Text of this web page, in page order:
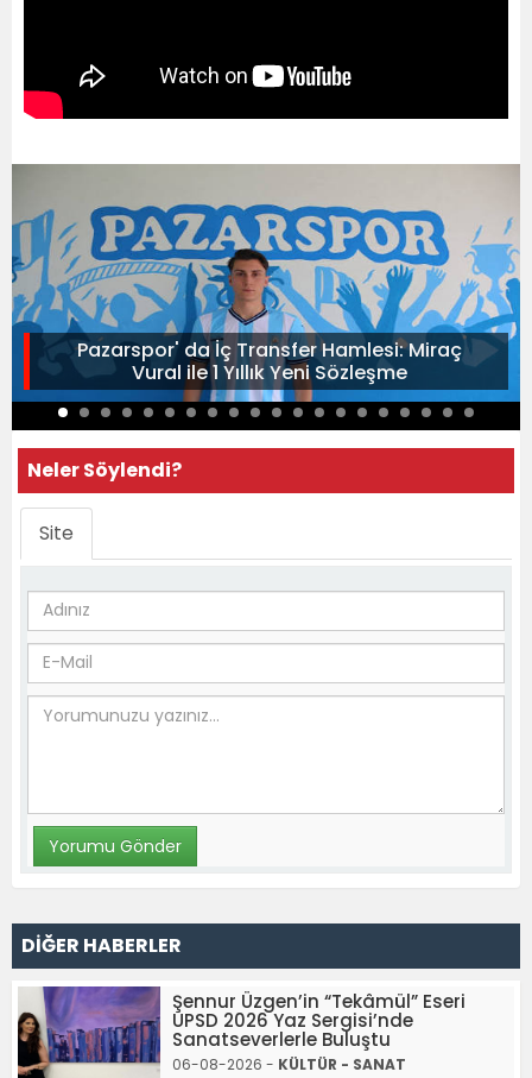
Pazarspor' da İç Transfer Hamlesi: Miraç
Vural ile 1 Yıllık Yeni Sözleşme
Neler Söylendi?
Site
DİĞER HABERLER
Şennur Üzgen’in “Tekâmül” Eseri
UPSD 2026 Yaz Sergisi’nde
Sanatseverlerle Buluştu
06-08-2026 - KÜLTÜR - SANAT